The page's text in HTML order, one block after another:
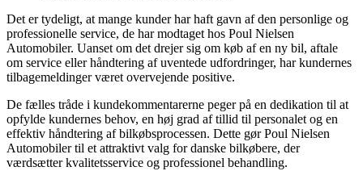
Det er tydeligt, at mange kunder har haft gavn af den personlige og
professionelle service, de har modtaget hos Poul Nielsen
Automobiler. Uanset om det drejer sig om køb af en ny bil, aftale
om service eller håndtering af uventede udfordringer, har kundernes
tilbagemeldinger været overvejende positive.
De fælles tråde i kundekommentarerne peger på en dedikation til at
opfylde kundernes behov, en høj grad af tillid til personalet og en
effektiv håndtering af bilkøbsprocessen. Dette gør Poul Nielsen
Automobiler til et attraktivt valg for danske bilkøbere, der
værdsætter kvalitetsservice og professionel behandling.